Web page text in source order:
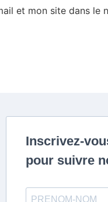
et mon site dans le